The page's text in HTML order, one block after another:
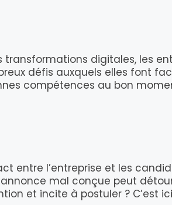
transformations digitales, les
défis auxquels elles font
compétences au bon
entre l’entreprise et les
mal conçue peut
et incite à postuler ? C’est